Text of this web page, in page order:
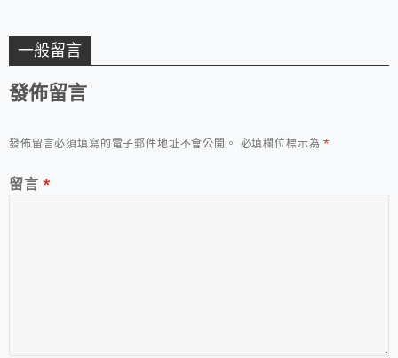
一般留言
發佈留言
發佈留言必須填寫的電子郵件地址不會公開。 必填欄位標示為*
留言 *